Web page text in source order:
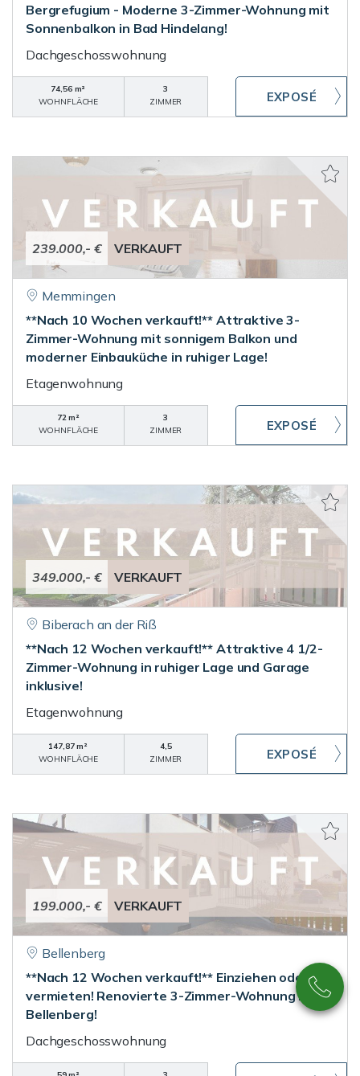
Bergrefugium - Moderne 3-Zimmer-Wohnung mit
Sonnenbalkon in Bad Hindelang!
Dachgeschosswohnung
74,56 m²
WOHNFLÄCHE
3
ZIMMER
239.000,- € VERKAUFT
Memmingen
**Nach 10 Wochen verkauft!** Attraktive 3-
Zimmer-Wohnung mit sonnigem Balkon und
moderner Einbauküche in ruhiger Lage!
Etagenwohnung
72 m²
WOHNFLÄCHE
3
ZIMMER
349.000,- € VERKAUFT
Biberach an der Riß
**Nach 12 Wochen verkauft!** Attraktive 4 1/2-
Zimmer-Wohnung in ruhiger Lage und Garage
inklusive!
Etagenwohnung
147,87 m²
WOHNFLÄCHE
4,5
ZIMMER
199.000,- € VERKAUFT
Bellenberg
**Nach 12 Wochen verkauft!** Einziehen oder
vermieten! Renovierte 3-Zimmer-Wohnung in
Bellenberg!
Dachgeschosswohnung